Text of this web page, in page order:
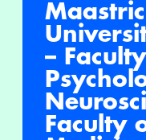
–
Faculty